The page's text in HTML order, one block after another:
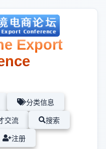
Export
分类信息
交流 搜索
注册